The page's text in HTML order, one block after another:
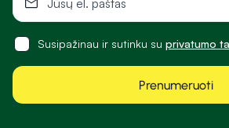
Susipažinau ir sutinku su privatumo
Prenumeruoti